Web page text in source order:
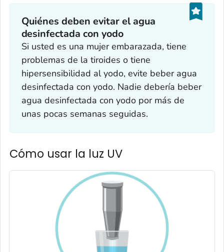
Quiénes deben evitar el agua
desinfectada con yodo‎
Si usted es una mujer embarazada, tiene
problemas de la tiroides o tiene
hipersensibilidad al yodo, evite beber agua
desinfectada con yodo. Nadie debería beber
agua desinfectada con yodo por más de
unas pocas semanas seguidas.
Cómo usar la luz UV